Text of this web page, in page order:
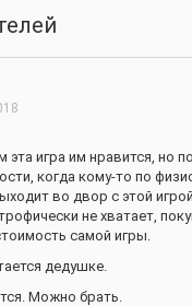
игра им нравится, но
когда кому-то по
во двор с этой
не хватает,
самой игры.
дедушке.
Можно брать.